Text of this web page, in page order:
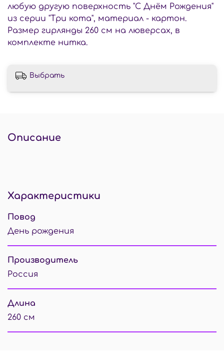
любую другую поверхность "С Днём Рождения"
из серии "Три кота", материал - картон.
Размер гирлянды 260 см на люверсах, в
комплекте нитка.
Выбрать
Описание
Характеристики
Повод
День рождения
Производитель
Россия
Длина
260 см